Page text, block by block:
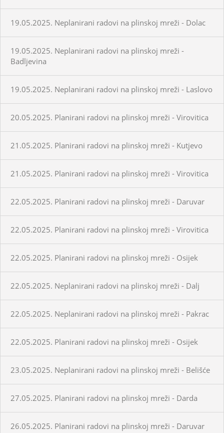
19.05.2025. Neplanirani radovi na plinskoj mreži - Dolac
19.05.2025. Neplanirani radovi na plinskoj mreži -
Badljevina
19.05.2025. Neplanirani radovi na plinskoj mreži - Laslovo
20.05.2025. Planirani radovi na plinskoj mreži - Virovitica
21.05.2025. Planirani radovi na plinskoj mreži - Kutjevo
21.05.2025. Planirani radovi na plinskoj mreži - Virovitica
22.05.2025. Planirani radovi na plinskoj mreži - Daruvar
22.05.2025. Planirani radovi na plinskoj mreži - Virovitica
22.05.2025. Planirani radovi na plinskoj mreži - Osijek
22.05.2025. Neplanirani radovi na plinskoj mreži - Dalj
22.05.2025. Neplanirani radovi na plinskoj mreži - Pakrac
22.05.2025. Planirani radovi na plinskoj mreži - Osijek
23.05.2025. Neplanirani radovi na plinskoj mreži - Belišće
27.05.2025. Planirani radovi na plinskoj mreži - Darda
26.05.2025. Planirani radovi na plinskoj mreži - Daruvar